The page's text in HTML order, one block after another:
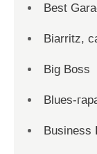
Best
Biarritz,
Big Boss
Blues-
Business